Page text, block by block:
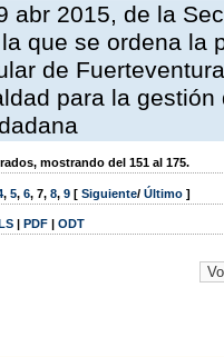
abr 2015, de la
que se ordena la
de
para la
mostrando del 151 al 175.
, 5, 6, 7, 8, 9 [ Siguiente/ Último ]
| PDF | ODT